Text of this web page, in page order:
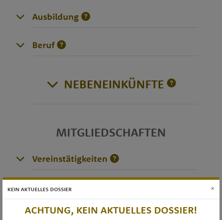
Ausbildung
Beruf
NEBENEINKÜNFTE
MITGLIEDSCHAFTEN
Vereinstätigkeiten
DIVERSES
KEIN AKTUELLES DOSSIER ×
ACHTUNG, KEIN AKTUELLES DOSSIER!